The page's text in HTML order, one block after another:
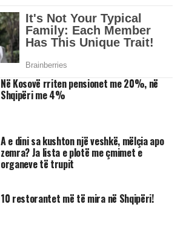
Në Kosovë rriten pensionet me 20%, në
Shqipëri me 4%
A e dini sa kushton një veshkë, mëlçia apo
zemra? Ja lista e plotë me çmimet e
organeve të trupit
10 restorantet më të mira në Shqipëri!